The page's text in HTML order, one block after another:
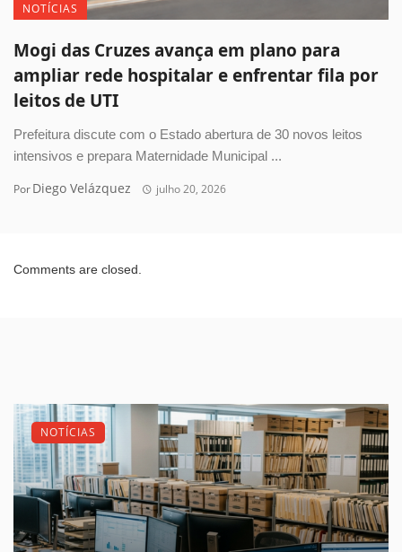
NOTÍCIAS
Mogi das Cruzes avança em plano para
ampliar rede hospitalar e enfrentar fila por
leitos de UTI
Prefeitura discute com o Estado abertura de 30 novos leitos
intensivos e prepara Maternidade Municipal ...
PorDiego Velázquez julho 20, 2026
Comments are closed.
NOTÍCIAS